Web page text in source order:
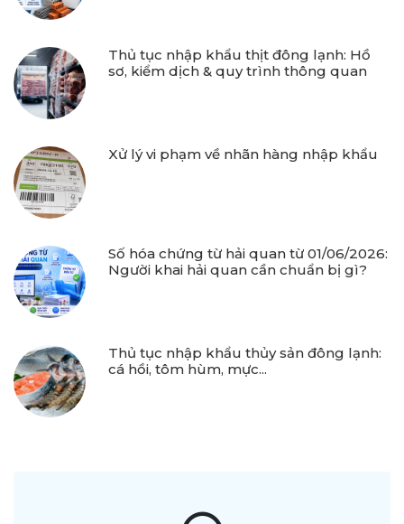
Thủ tục nhập khẩu thịt đông lạnh: Hồ
sơ, kiểm dịch & quy trình thông quan
Xử lý vi phạm về nhãn hàng nhập khẩu
Số hóa chứng từ hải quan từ 01/06/2026:
Người khai hải quan cần chuẩn bị gì?
Thủ tục nhập khẩu thủy sản đông lạnh:
cá hồi, tôm hùm, mực...